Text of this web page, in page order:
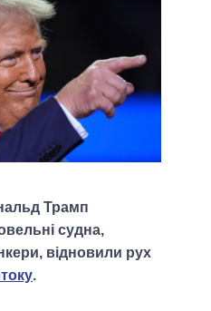
Трамп
судна,
відновили рух
.